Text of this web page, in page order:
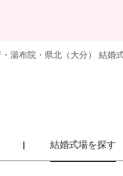
湯布院・県北（大分） 結婚
結婚式場を探す